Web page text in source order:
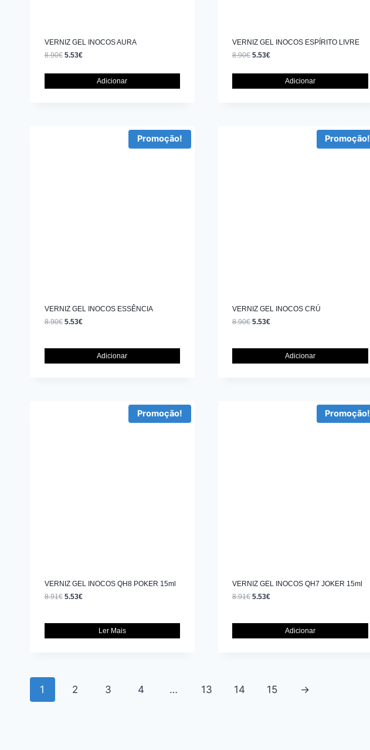
VERNIZ GEL INOCOS AURA
8.90€ 5.53€
Adicionar
VERNIZ GEL INOCOS ESPÍRITO LIVRE
8.90€ 5.53€
Adicionar
Promoção!
VERNIZ GEL INOCOS ESSÊNCIA
8.90€ 5.53€
Adicionar
Promoção!
VERNIZ GEL INOCOS CRÚ
8.90€ 5.53€
Adicionar
Promoção!
VERNIZ GEL INOCOS QH8 POKER 15ml
8.91€ 5.53€
Ler Mais
Promoção!
VERNIZ GEL INOCOS QH7 JOKER 15ml
8.91€ 5.53€
Adicionar
1 2 3 4 … 13 14 15 →